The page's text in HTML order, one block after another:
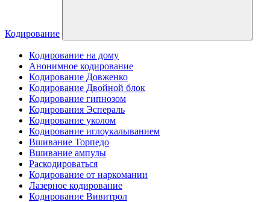
Кодирование
Кодирование на дому
Анонимное кодирование
Кодирование Довженко
Кодирование Двойной блок
Кодирование гипнозом
Кодирования Эспераль
Кодирование уколом
Кодирование иглоукалыванием
Вшивание Торпедо
Вшивание ампулы
Раскодироваться
Кодирование от наркомании
Лазерное кодирование
Кодирование Вивитрол